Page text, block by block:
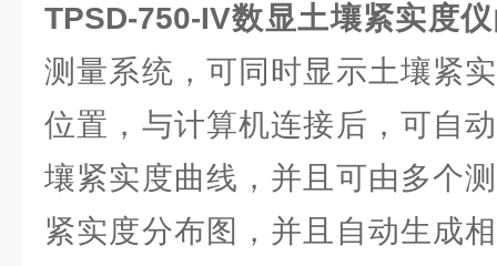
TPSD-750-IV数显土壤紧实度仪
测量系统，可同时显示土壤紧
位置，与计算机连接后，可自
壤紧实度曲线，并且可由多个
紧实度分布图，并且自动生成